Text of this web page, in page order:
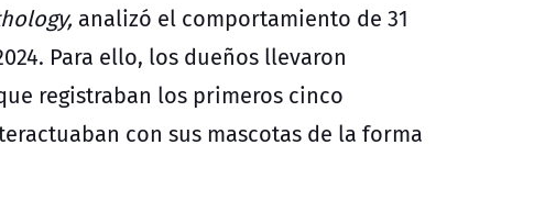
analizó el comportamiento de 31
Para ello, los dueños llevaron
registraban los primeros cinco
con sus mascotas de la forma